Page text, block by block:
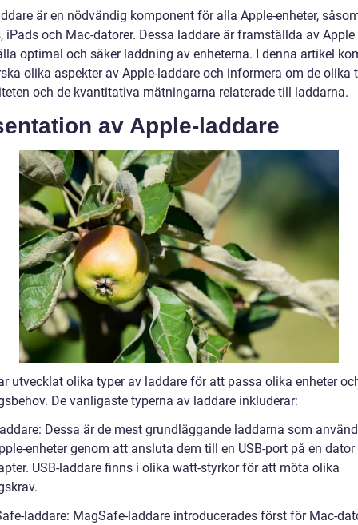
är en nödvändig komponent för alla Apple-enheter,
iPads och Mac-datorer. Dessa laddare är framställda av
optimal och säker laddning av enheterna. I denna artikel
olika aspekter av Apple-laddare och informera om de olika
och de kvantitativa mätningarna relaterade till laddarna.
av Apple-laddare
utvecklat olika typer av laddare för att passa olika enheter
De vanligaste typerna av laddare inkluderar:
Dessa är de mest grundläggande laddarna som
enheter genom att ansluta dem till en USB-port på en dator
USB-laddare finns i olika watt-styrkor för att möta olika
laddare: MagSafe-laddare introducerades först för Mac-